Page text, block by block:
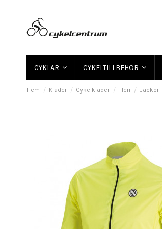
CYKLAR CYKELTILLBEHÖR
Hem Kläder Cykelkläder Herr Jackor